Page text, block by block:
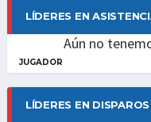
LÍDERES EN
Aún no
JUGADOR
LÍDERES EN